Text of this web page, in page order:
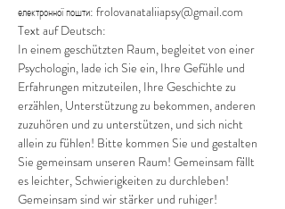
електронної пошти: frolovanataliiapsy@gmail.com
Text auf Deutsch:
In einem geschützten Raum, begleitet von einer
Psychologin, lade ich Sie ein, Ihre Gefühle und
Erfahrungen mitzuteilen, Ihre Geschichte zu
erzählen, Unterstützung zu bekommen, anderen
zuzuhören und zu unterstützen, und sich nicht
allein zu fühlen! Bitte kommen Sie und gestalten
Sie gemeinsam unseren Raum! Gemeinsam fällt
es leichter, Schwierigkeiten zu durchleben!
Gemeinsam sind wir stärker und ruhiger!